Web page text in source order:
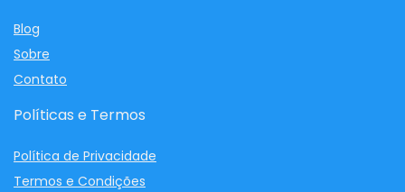
Blog
Sobre
Contato
Políticas e Termos
Política de Privacidade
Termos e Condições